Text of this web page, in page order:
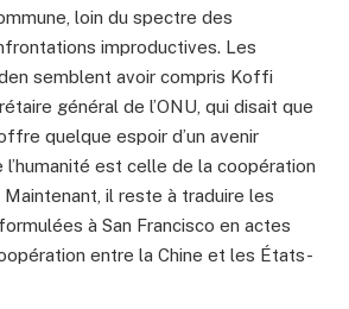
loin du spectre des
improductives. Les
semblent avoir compris Koffi
général de l’ONU, qui disait que
quelque espoir d’un avenir
est celle de la coopération
il reste à traduire les
à San Francisco en actes
entre la Chine et les États-